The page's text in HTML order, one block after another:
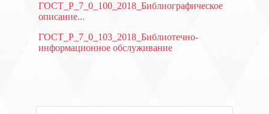
ГОСТ_Р_7_0_100_2018_Библиографическое
описание...
ГОСТ_Р_7_0_103_2018_Библиотечно-
информационное обслуживание